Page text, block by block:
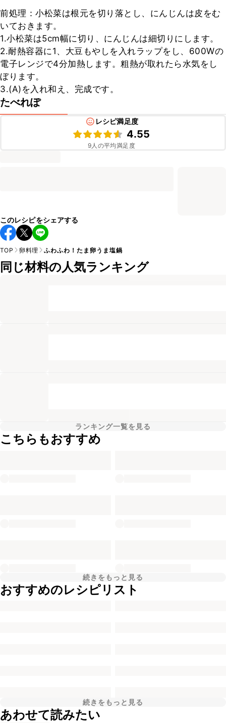
前処理：小松菜は根元を切り落とし、にんじんは皮をむ
いておきます。
1.小松菜は5cm幅に切り、にんじんは細切りにします。
2.耐熱容器に1、大豆もやしを入れラップをし、600Wの
電子レンジで4分加熱します。粗熱が取れたら水気をし
ぼります。
3.(A)を入れ和え、完成です。
たべれぽ
レシピ満足度
4.55
9人の平均満足度
このレシピをシェアする
TOP 卵料理 ふわふわ！たま卵うま塩鍋
同じ材料の人気ランキング
ランキング一覧を見る
こちらもおすすめ
続きをもっと見る
おすすめのレシピリスト
続きをもっと見る
あわせて読みたい